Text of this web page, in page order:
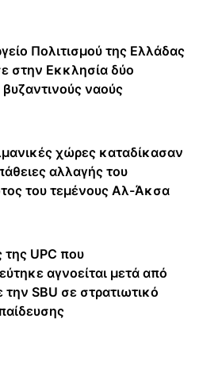
Πολιτισμού της Ελλάδας
στην Εκκλησία δύο
βυζαντινούς ναούς
χώρες καταδίκασαν
αλλαγής του
του τεμένους Αλ-Άκσα
της UPC που
αγνοείται μετά από
SBU σε στρατιωτικό